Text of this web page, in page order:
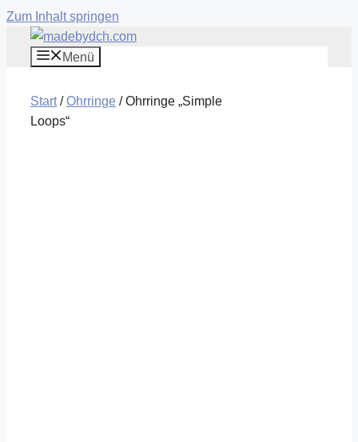
Zum Inhalt springen
Menü
Start/Ohrringe / Ohrringe „Simple
Loops“